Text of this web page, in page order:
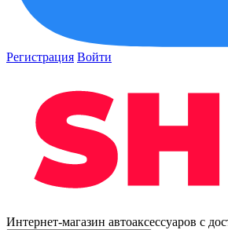
Регистрация Войти
Интернет-магазин автоаксессуаров с